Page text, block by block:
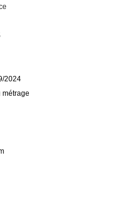
2024
métrage